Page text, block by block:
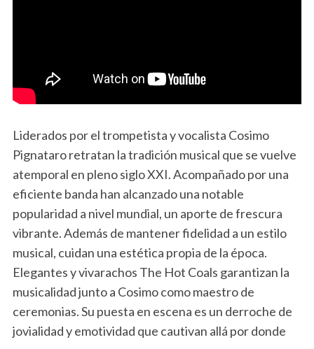
Liderados por el trompetista y vocalista Cosimo
Pignataro retratan la tradición musical que se vuelve
atemporal en pleno siglo XXI. Acompañado por una
eficiente banda han alcanzado una notable
popularidad a nivel mundial, un aporte de frescura
vibrante. Además de mantener fidelidad a un estilo
musical, cuidan una estética propia de la época.
Elegantes y vivarachos The Hot Coals garantizan la
musicalidad junto a Cosimo como maestro de
ceremonias. Su puesta en escena es un derroche de
jovialidad y emotividad que cautivan allá por donde